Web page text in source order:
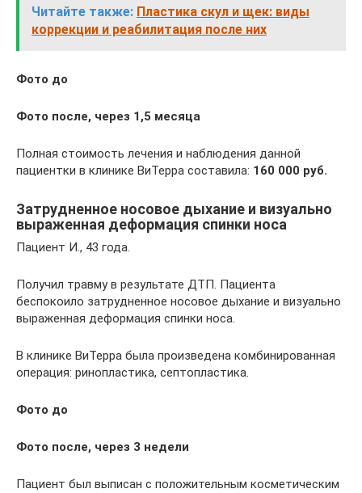
Читайте также: Пластика скул и щек: виды
коррекции и реабилитация после них
Фото до
Фото после, через 1,5 месяца
Полная стоимость лечения и наблюдения данной
пациентки в клинике ВиТерра составила: 160 000 руб.
Затрудненное носовое дыхание и визуально
выраженная деформация спинки носа
Пациент И., 43 года.
Получил травму в результате ДТП. Пациента
беспокоило затрудненное носовое дыхание и визуально
выраженная деформация спинки носа.
В клинике ВиТерра была произведена комбинированная
операция: ринопластика, септопластика.
Фото до
Фото после, через 3 недели
Пациент был выписан с положительным косметическим